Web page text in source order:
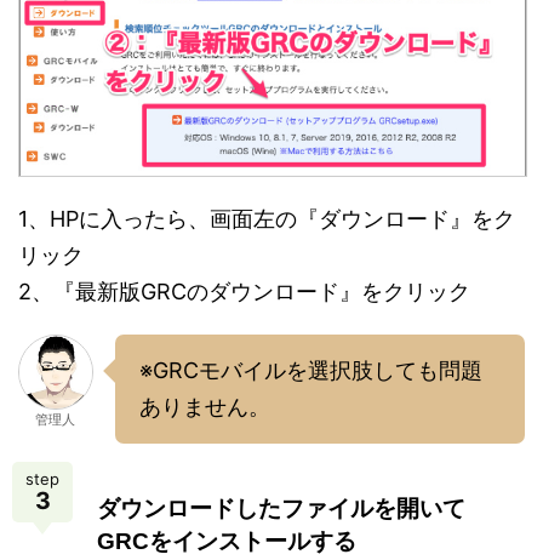
1、HPに入ったら、画面左の『ダウンロード』をク
リック
2、『最新版GRCのダウンロード』をクリック
管理人
※GRCモバイルを選択肢しても問題
ありません。
step
3
ダウンロードしたファイルを開いて
GRCをインストールする